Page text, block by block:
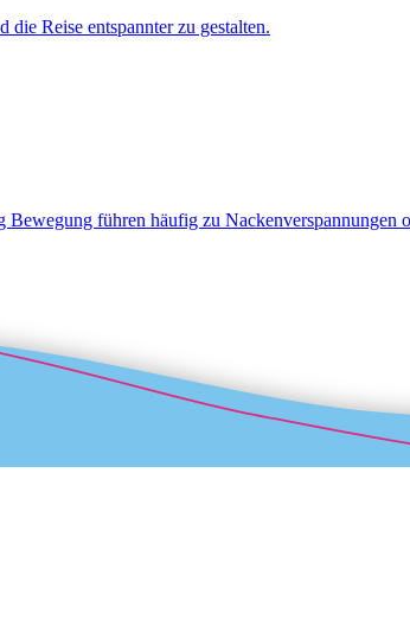
Reise entspannter zu gestalten.
führen häufig zu Nackenverspannungen